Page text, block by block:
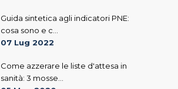
Guida sintetica agli indicatori PNE:
cosa sono e c...
07 Lug 2022
Come azzerare le liste d'attesa in
sanità: 3 mosse...